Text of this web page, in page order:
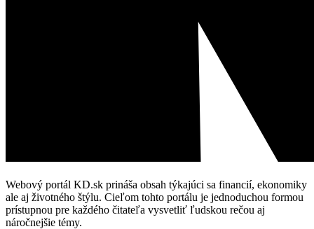
Webový portál KD.sk prináša obsah týkajúci sa financií, ekonomiky
ale aj životného štýlu. Cieľom tohto portálu je jednoduchou formou
prístupnou pre každého čitateľa vysvetliť ľudskou rečou aj
náročnejšie témy.